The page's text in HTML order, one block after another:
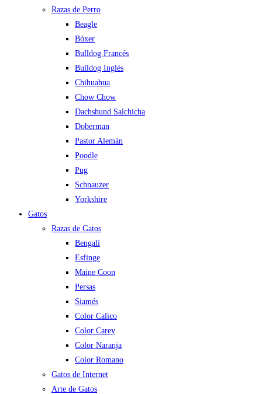
Razas de Perro
Beagle
Bóxer
Bulldog Francés
Bulldog Inglés
Chihuahua
Chow Chow
Dachshund Salchicha
Doberman
Pastor Alemán
Poodle
Pug
Schnauzer
Yorkshire
Gatos
Razas de Gatos
Bengalí
Esfinge
Maine Coon
Persas
Siamés
Color Calico
Color Carey
Color Naranja
Color Romano
Gatos de Internet
Arte de Gatos